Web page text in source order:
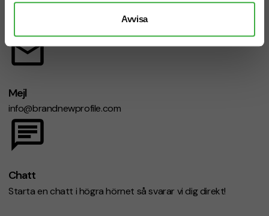
Avvisa
Mejl
info@brandnewprofile.com
Chatt
Starta en chatt i högra hörnet så svarar vi dig direkt!